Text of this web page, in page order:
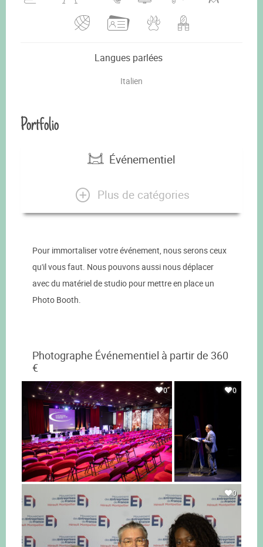
Langues parlées
Italien
Portfolio
Événementiel
Plus de catégories
Pour immortaliser votre événement, nous serons ceux
qu'il vous faut. Nous pouvons aussi nous déplacer
avec du matériel de studio pour mettre en place un
Photo Booth.
Photographe Événementiel à partir de 360
€
0 0
0